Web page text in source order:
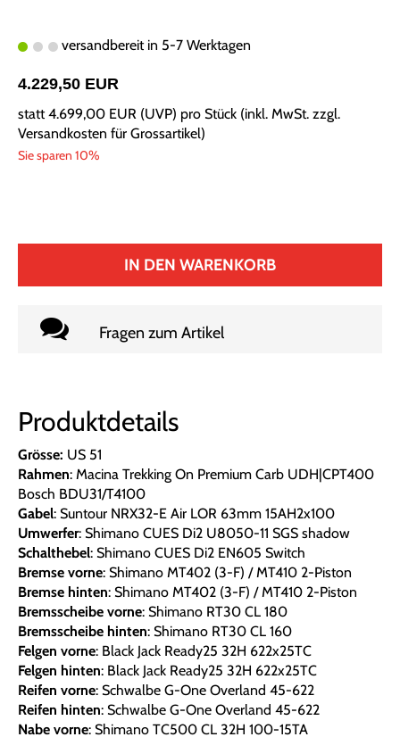
versandbereit in 5-7 Werktagen
4.229,50 EUR
statt4.699,00 EUR (UVP) pro Stück (inkl. MwSt. zzgl.
Versandkosten für Grossartikel)
Sie sparen 10%
IN DEN WARENKORB
Fragen zum Artikel
Produktdetails
Grösse: US 51
Rahmen: Macina Trekking On Premium Carb UDH|CPT400
Bosch BDU31/T4100
Gabel: Suntour NRX32-E Air LOR 63mm 15AH2x100
Umwerfer: Shimano CUES Di2 U8050-11 SGS shadow
Schalthebel: Shimano CUES Di2 EN605 Switch
Bremse vorne: Shimano MT402 (3-F) / MT410 2-Piston
Bremse hinten: Shimano MT402 (3-F) / MT410 2-Piston
Bremsscheibe vorne: Shimano RT30 CL 180
Bremsscheibe hinten: Shimano RT30 CL 160
Felgen vorne: Black Jack Ready25 32H 622x25TC
Felgen hinten: Black Jack Ready25 32H 622x25TC
Reifen vorne: Schwalbe G-One Overland 45-622
Reifen hinten: Schwalbe G-One Overland 45-622
Nabe vorne: Shimano TC500 CL 32H 100-15TA